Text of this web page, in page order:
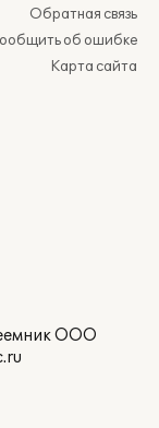
Обратная связь
об ошибке
Карта сайта
ООО